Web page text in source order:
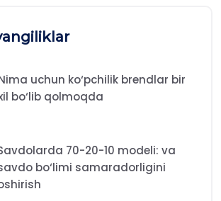
uchun ko‘pchilik brendlar bir
bo‘lib qolmoqda
70-20-10 modeli: va
bo‘limi samaradorligini